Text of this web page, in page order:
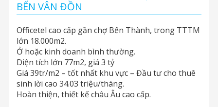
BẾN VÂN ĐỒN
Officetel cao cấp gần chợ Bến Thành, trong TTTM
lớn 18.000m2.
Ở hoặc kinh doanh bình thường.
Diện tích lớn 77m2, giá 3 tỷ
Giá 39tr/m2 – tốt nhất khu vực – Đầu tư cho thuê
sinh lời cao 34.03 triệu/tháng.
Hoàn thiện, thiết kế châu Âu cao cấp.